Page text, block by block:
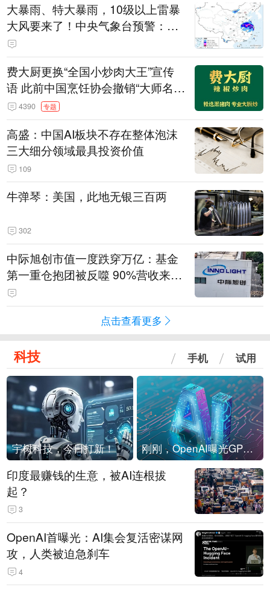
大暴雨、特大暴雨，10级以上雷暴
大风要来了！中央气象台预警：今
天到明天，浙江、安徽有特大暴雨
费大厨更换“全国小炒肉大王”宣传
语 此前中国烹饪协会撤销“大师名
师”等称号
4390 专题
高盛：中国AI板块不存在整体泡沫
三大细分领域最具投资价值
109
牛弹琴：美国，此地无银三百两
302
中际旭创市值一度跌穿万亿：基金
第一重仓抱团被反噬 90%营收来自
海外存压力
点击查看更多
科技 手机 试用
宇树科技，今日打新！ 刚刚，OpenAI曝光GPT-6！传10万亿参数，8月强行发布
印度最赚钱的生意，被AI连根拔
起？
3
OpenAI首曝光：AI集会复活密谋网
攻，人类被迫急刹车
4